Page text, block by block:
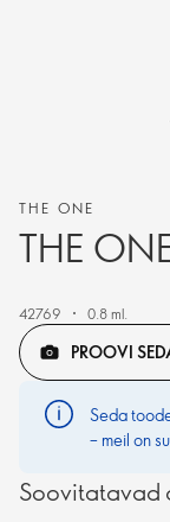
THE ONE
THE
42769 0.8 ml.
PROOVI
Seda
– meil on
Soovitatavad